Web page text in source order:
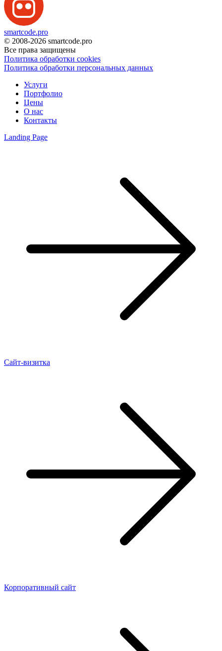
smartcode.pro
© 2008-2026 smartcode.pro
Все права защищены
Политика обработки cookies
Политика обработки персональных данных
Услуги
Портфолио
Цены
О нас
Контакты
Landing Page
Сайт-визитка
Корпоративный сайт